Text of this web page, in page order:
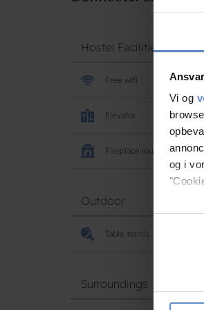
Vi og
og i
Hvis
Dine
Vi
Hostel Facilities
Free wifi
Elevator
Fireplace lounge
Outdoor
Table tennis
Surroundings